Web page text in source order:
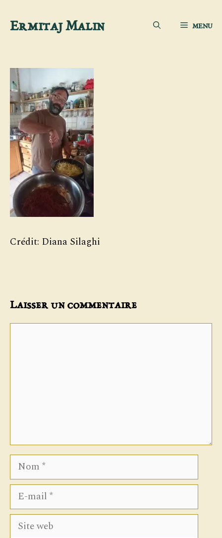
AllerErmitaj Malin MENU
Crédit: Diana Silaghi
Laisser un commentaire
Nom
E-
Site